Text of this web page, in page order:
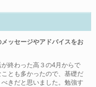
ッセージやアドバイスをお
終わった高３の4月からで
とも多かったので、基礎だ
きだと思いました。勉強す